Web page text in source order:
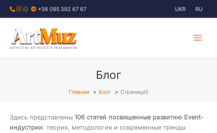
Перейти
+38 095 392 67 67 UKR RU
АГЕНТСТВО АРТИСТОВ И ПРАЗДНИКОВ
Блог
Главная Блог Страница5
Здесь представлены 106 статей посвященные развитию Event-
индустрии: теория, методология и современные тренды